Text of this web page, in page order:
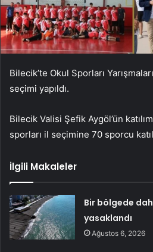
Bilecik’te Okul Sporları
seçimi yapıldı.
Bilecik Valisi Şefik Aygöl’ün
sporları il seçimine 70 sporcu
İlgili Makaleler
Bir bölgede
yasaklandı
Ağustos 6, 2026